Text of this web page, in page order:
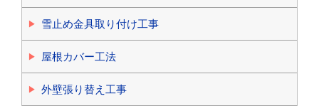
雪止め金具取り付け工事
屋根カバー工法
外壁張り替え工事